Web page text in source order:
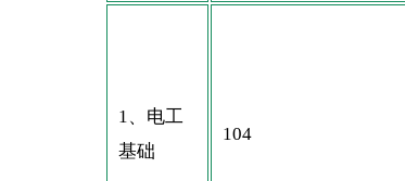
1、电工
基础
104